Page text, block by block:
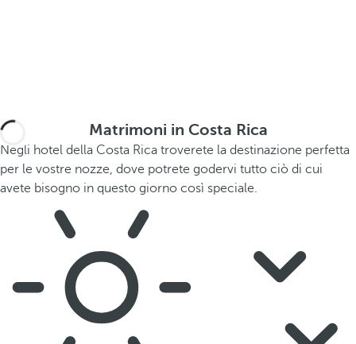
Matrimoni in Costa Rica
Negli hotel della Costa Rica troverete la destinazione perfetta
per le vostre nozze, dove potrete godervi tutto ciò di cui
avete bisogno in questo giorno così speciale.